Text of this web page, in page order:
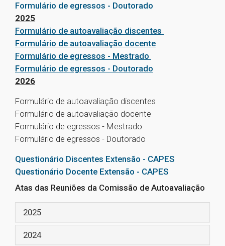
Formulário de egressos - Doutorado
2025
Formulário de autoavaliação discentes
Formulário de autoavaliação docente
Formulário de egressos - Mestrado
Formulário de egressos - Doutorado
2026
Formulário de autoavaliação discentes
Formulário de autoavaliação docente
Formulário de egressos - Mestrado
Formulário de egressos - Doutorado
Questionário Discentes Extensão - CAPES
Questionário Docente Extensão - CAPES
Atas das Reuniões da Comissão de Autoavaliação
2025
2024